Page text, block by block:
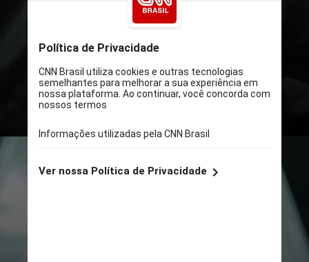
Para acessar, é necessário ativar a
skill no aplicativo da Alexa e usar o
comando "Alexa, abrir o desafio
Lugar Silencioso"